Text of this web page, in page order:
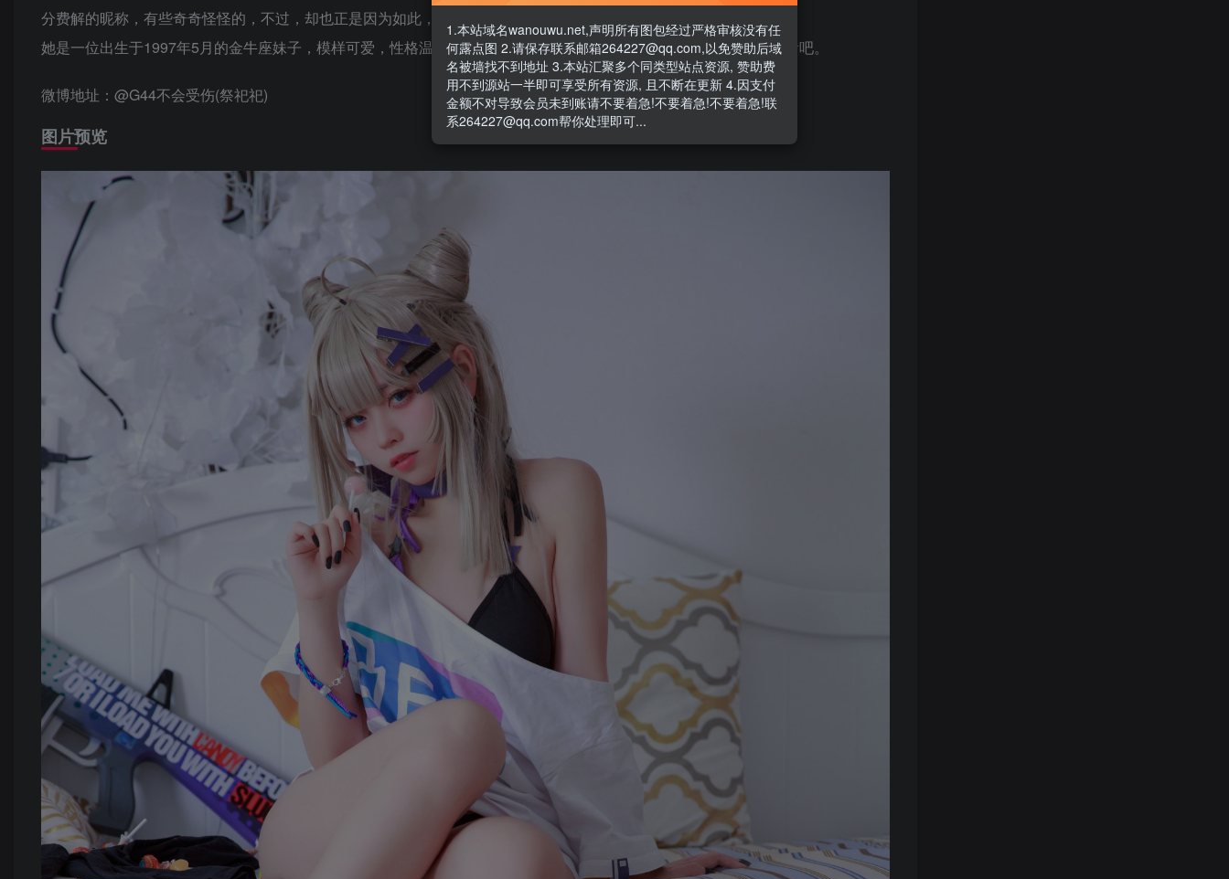
分费解的昵称，有些奇奇怪怪的，不过，却也正是因为如此，她的昵称也就更加的好记一些。
她是一位出生于1997年5月的金牛座妹子，模样可爱，性格温婉，给人一种清纯可爱的感觉，话不多说下面一起来看看吧。
微博地址：@G44不会受伤(祭祀祀)
图片预览
1.本站域名wanouwu.net,声明所有图包经过严格审核没有任
何露点图 2.请保存联系邮箱264227@qq.com,以免赞助后域
名被墙找不到地址 3.本站汇聚多个同类型站点资源, 赞助费
用不到源站一半即可享受所有资源, 且不断在更新 4.因支付
金额不对导致会员未到账请不要着急!不要着急!不要着急!联
系264227@qq.com帮你处理即可...